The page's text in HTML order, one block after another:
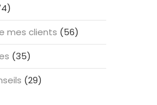
mes clients (56)
(35)
(29)